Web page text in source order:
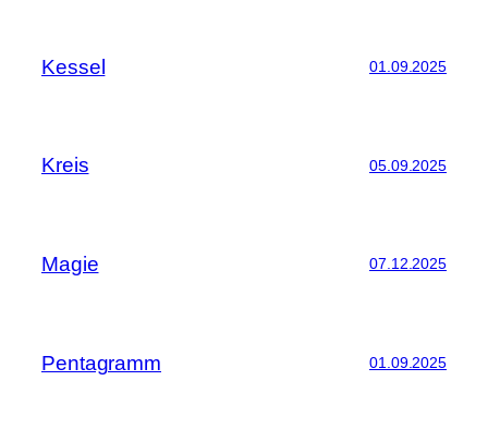
Kessel 01.09.2025
Kreis 05.09.2025
Magie 07.12.2025
Pentagramm 01.09.2025